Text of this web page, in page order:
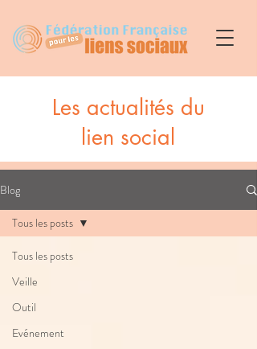
Les actualités du
lien social
Blog
Tous les posts
Veille
Outil
Evénement
Tous les posts